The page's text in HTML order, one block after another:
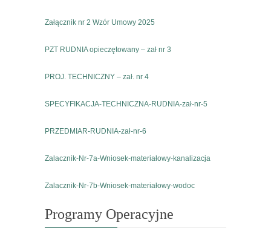
Załącznik nr 2 Wzór Umowy 2025
PZT RUDNIA opieczętowany – zał nr 3
PROJ. TECHNICZNY – zał. nr 4
SPECYFIKACJA-TECHNICZNA-RUDNIA-zał-nr-5
PRZEDMIAR-RUDNIA-zał-nr-6
Zalacznik-Nr-7a-Wniosek-materiałowy-kanalizacja
Zalacznik-Nr-7b-Wniosek-materiałowy-wodoc
Programy Operacyjne